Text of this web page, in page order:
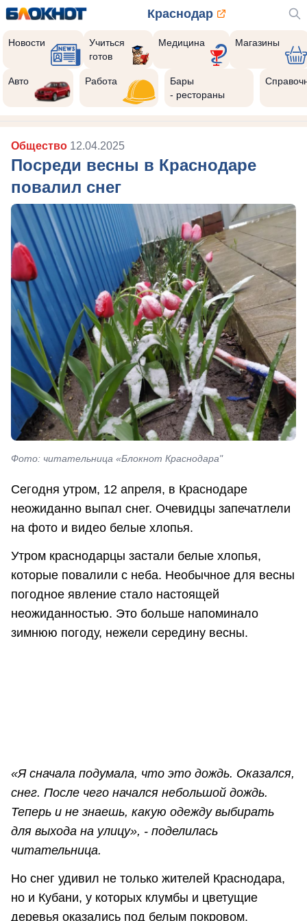
Краснодар
Новости
Учиться
готов
Медицина Магазины
Авто Работа
Бары
- рестораны
Общество 12.04.2025
Посреди весны в Краснодаре
повалил снег
Фото: читательница «Блокнот Краснодара"
Сегодня утром, 12 апреля, в Краснодаре
неожиданно выпал снег. Очевидцы запечатлели
на фото и видео белые хлопья.
Утром краснодарцы застали белые хлопья,
которые повалили с неба. Необычное для весны
погодное явление стало настоящей
неожиданностью. Это больше напоминало
зимнюю погоду, нежели середину весны.
«Я сначала подумала, что это дождь. Оказался,
снег. После чего начался небольшой дождь.
Теперь и не знаешь, какую одежду выбирать
для выхода на улицу», - поделилась
читательница.
Но снег удивил не только жителей Краснодара,
но и Кубани, у которых клумбы и цветущие
деревья оказались под белым покровом.